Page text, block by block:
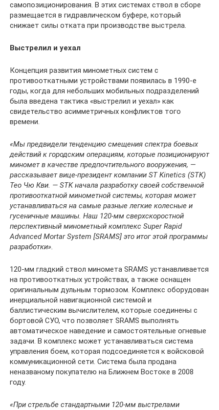
самопозиционирования. В этих системах ствол в сборе
размещается в гидравлическом буфере, который
снижает силы отката при производстве выстрела.
Выстрелил и уехал
Концепция развития минометных систем с
противооткатными устройствами появилась в 1990-е
годы, когда для небольших мобильных подразделений
была введена тактика «выстрелил и уехал» как
свидетельство асимметричных конфликтов того
времени.
«Мы предвидели тенденцию смещения спектра боевых
действий к городским операциям, которые позиционируют
миномет в качестве предпочтительного вооружения, —
рассказывает вице-президент компании ST Kinetics (STK)
Тео Чю Кви. — STK начала разработку своей собственной
противооткатной минометной системы, которая может
устанавливаться на самые разные легкие колесные и
гусеничные машины. Наш 120-мм сверхскоростной
перспективный минометный комплекс Super Rapid
Advanced Mortar System [SRAMS] это итог этой программы
разработки».
120-мм гладкий ствол миномета SRAMS устанавливается
на противооткатных устройствах, а также оснащен
оригинальным дульным тормозом. Комплекс оборудован
инерциальной навигационной системой и
баллистическим вычислителем, которые соединены с
бортовой СУО, что позволяет SRAMS выполнять
автоматическое наведение и самостоятельные огневые
задачи. В комплекс может устанавливаться система
управления боем, которая подсоединяется к войсковой
коммуникационной сети. Система была продана
неназваному покупателю на Ближнем Востоке в 2008
году.
«При стрельбе стандартными 120-мм выстрелами